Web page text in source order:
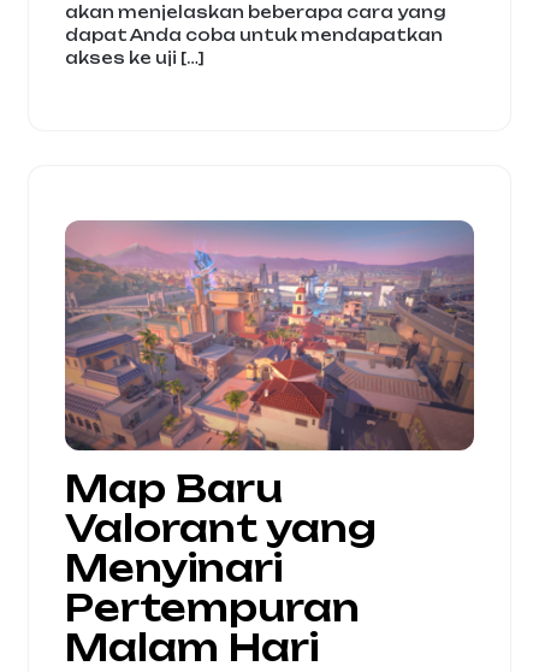
akan menjelaskan beberapa cara yang
dapat Anda coba untuk mendapatkan
akses ke uji […]
Map Baru
Valorant yang
Menyinari
Pertempuran
Malam Hari